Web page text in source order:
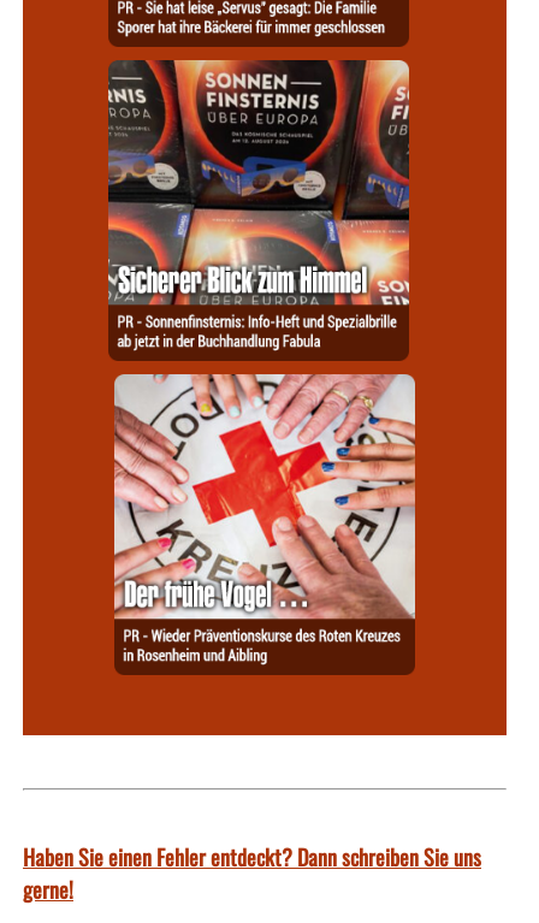
Haben Sie einen Fehler entdeckt? Dann schreiben Sie uns
gerne!